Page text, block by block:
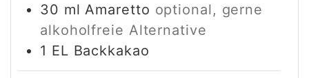
30 ml Amaretto optional, gerne
alkoholfreie Alternative
1 EL Backkakao